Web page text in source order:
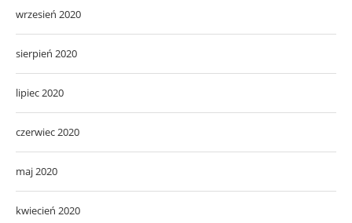
wrzesień 2020
sierpień 2020
lipiec 2020
czerwiec 2020
maj 2020
kwiecień 2020